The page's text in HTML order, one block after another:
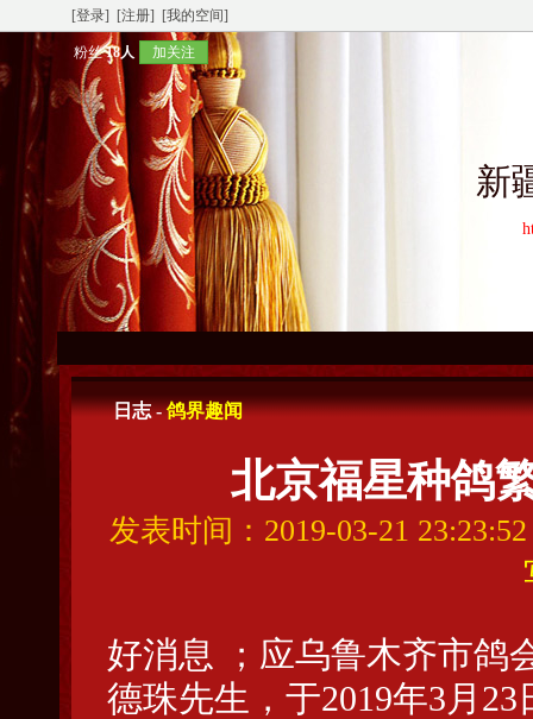
[登录] [注册] [我的空间]
粉丝18人 加关注
新
日志 -鸽界趣闻
北京福星种鸽
发表时间：2019-03-21
好消息 ；应乌鲁木齐市鸽
德珠先生，于2019年3月